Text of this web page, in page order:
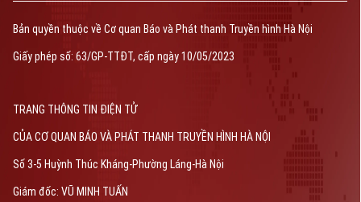
CỦA CƠ QUAN BÁO VÀ PHÁT THANH TRUYỀN HÌNH HÀ NỘI
Phó Giám đốc: Nguyễn Kim Khiêm, Nguyễn Minh Đức, Nguyễn Thành Lợi
Bản quyền thuộc về Cơ quan Báo và Phát thanh Truyền hình Hà Nội
Giấy phép số: 63/GP-TTĐT, cấp ngày 10/05/2023
TRANG THÔNG TIN ĐIỆN TỬ
CỦA CƠ QUAN BÁO VÀ PHÁT THANH TRUYỀN HÌNH HÀ NỘI
Số 3-5 Huỳnh Thúc Kháng-Phường Láng-Hà Nội
Giám đốc: VŨ MINH TUẤN